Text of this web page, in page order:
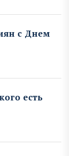
с Днем
есть